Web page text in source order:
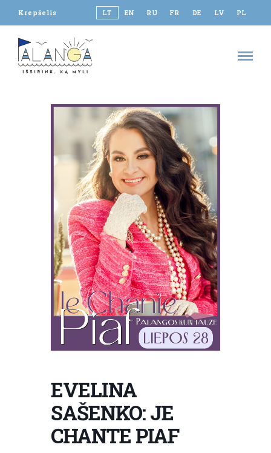
Krepšelis LT EN RU FR DE LV PL
EVELINA
SAŠENKO: JE
CHANTE PIAF